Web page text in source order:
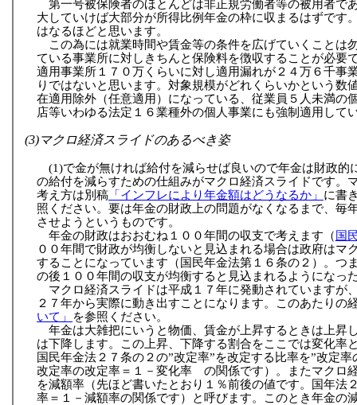
第一号被保険者のほとんどは非正規労働者等の被用者で
大していけば大部分が所得比例年金の枠に収まるはずです
はなるほどと思います。
この為には就業時間や賃金等の条件を広げていくことは
ている事業所に対しきちんと保険料を徴収することが必要
適用事業所１７０万くらいに対し適用漏れが２４万６千事
りではないと思います。対象規模がどれくらいかという数
在適用除外（任意適用）になっている、従業員５人未満の
店等いわゆる法定１６業種外の個人事業にも強制適用して
(3)マクロ経済スライドのあるべき姿
(1)で金が無ければ給付を減らせば良いので年金は財政的
の給付を減らすための仕組みがマクロ経済スライドです。
考え方は別稿「インフレにより年金額はどうなるか」 に書
照ください。要は年金の財政上の問題がなくなるまで、毎
させようというものです。
年金の財政はおおむね１００年間の収支で考えます（ 国
００年間で財政が均衡しないと見込まれる場合は政府はマ
することになっています（国民年金法第１６条の２）。つ
の後１００年間の収支が均衡すると見込まれるようになっ
マクロ経済スライドは平成１７年に発動されていますが
２７年から実際に動き出すことになります。このあたりの
いて」
を参照ください。
年金は大雑把にいうと物価、賃金が上昇するときは上昇
は下降します。この上昇、下降する割合をここでは変化率
国民年金法２７条の２の”改定率”を改定する比率を”改定
改定率の改定率＝１－変化率 の関係です）。またマクロ
を減額率（先ほど書いたとおり１％前後の値です。国年法
率＝１－減額率の関係です）と呼びます。このとき年金の